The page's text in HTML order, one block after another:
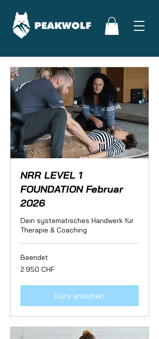
NRR LEVEL 1
FOUNDATION Februar
2026
Dein systematisches Handwerk für
Therapie & Coaching
Beendet
2.950
Schweizer
2.950 CHF
Kurs ansehen